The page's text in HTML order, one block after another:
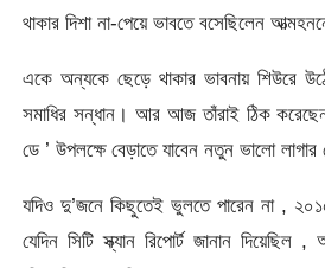
থাকার দিশা না-পেয়ে ভাবতে বসেছিলেন
একে অন্যকে ছেড়ে থাকার ভাবনায় শিউরে
সমাধির সন্ধান। আর আজ তাঁরাই ঠিক করেছেন ,
ডে ’ উপলক্ষে বেড়াতে যাবেন নতুন ভালো
যদিও দু’জনে কিছুতেই ভুলতে পারেন না ,
যেদিন সিটি স্ক্যান রিপোর্ট জানান দিয়েছিল